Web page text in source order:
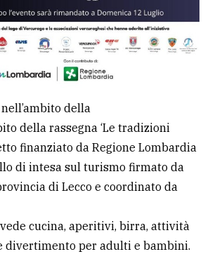
nell’ambito della
della rassegna ‘Le tradizioni
finanziato da Regione Lombardia
di intesa sul turismo firmato da
di Lecco e coordinato da
cucina, aperitivi, birra, attività
divertimento per adulti e bambini.